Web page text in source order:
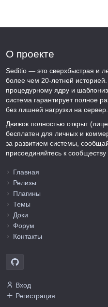
О проекте
Seditio — это сверхбыстрая и
более чем 20-летней
процедурному ядру и
система гарантирует полное
без лишней нагрузки на сервер.
Движок полностью открыт
бесплатен для личных и
за развитием системы,
присоединяйтесь к сообществу
Главная
Релизы
Плагины
Темы
Доки
Форум
Контакты
Вход
Регистрация